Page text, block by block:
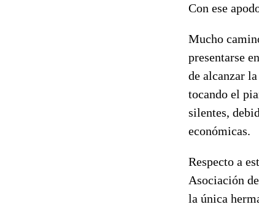
Con ese
Mucho
presentarse
de alcanzar
tocando el
silentes,
económicas.
Respecto a
Asociación
la única